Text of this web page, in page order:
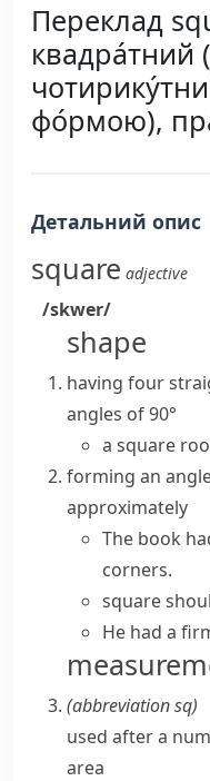
Переклад
квадра́тний
фо́рмою),
Детальний опис
square adjective
/skwer/
shape
having four
angles of 90°
a square
forming an
approximately
The book
corners.
square
He had a
(abbreviationsq)
used after a
area